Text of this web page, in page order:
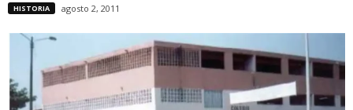
HISTORIA agosto 2, 2011